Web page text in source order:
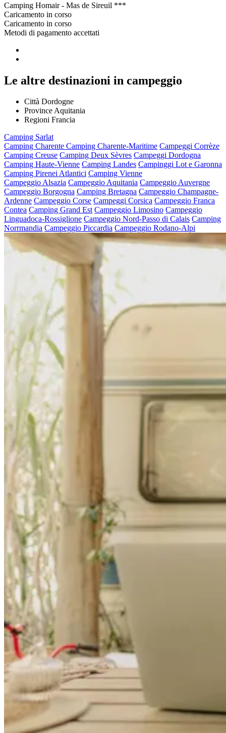
Camping Homair - Mas de Sireuil ***
Caricamento in corso
Caricamento in corso
Metodi di pagamento accettati
Le altre destinazioni in campeggio
Città Dordogne
Province Aquitania
Regioni Francia
Camping Sarlat
Camping Charente Camping Charente-Maritime Campeggi Corrèze
Camping Creuse Camping Deux Sèvres Campeggi Dordogna
Camping Haute-Vienne Camping Landes Campinggi Lot e Garonna
Camping Pirenei Atlantici Camping Vienne
Campeggio Alsazia Campeggio Aquitania Campeggio Auvergne
Campeggio Borgogna Camping Bretagna Campeggio Champagne-
Ardenne Campeggio Corse Campeggi Corsica Campeggio Franca
Contea Camping Grand Est Campeggio Limosino Campeggio
Linguadoca-Rossiglione Campeggio Nord-Passo di Calais Camping
Norrmandia Campeggio Piccardia Campeggio Rodano-Alpi